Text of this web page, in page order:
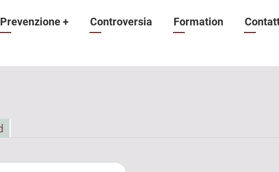
Prevenzione+ Controversia Formation